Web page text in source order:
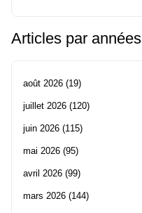
Articles par années
août 2026 (19)
juillet 2026 (120)
juin 2026 (115)
mai 2026 (95)
avril 2026 (99)
mars 2026 (144)